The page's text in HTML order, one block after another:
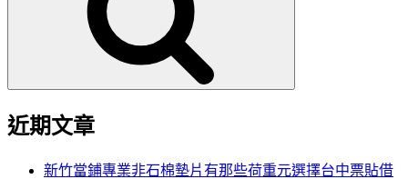
近期文章
新竹當鋪專業非石棉墊片有那些荷重元選擇台中票貼借